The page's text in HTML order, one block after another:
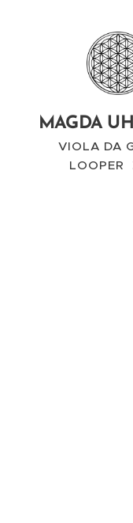
google-site-verification:
MAGDA
VIOLA DA
LOOPER